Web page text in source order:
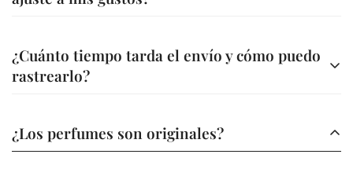
Credishop)
la fragancia ideal. Además, en la descripción de cada
perfume encontrarás información detallada sobre sus
¿Cuánto tiempo tarda el envío y cómo puedo
rastrearlo?
dependiendo de tu ubicación.
¿Los perfumes son originales?